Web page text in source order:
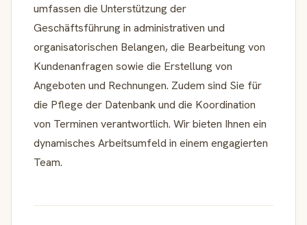
umfassen die Unterstützung der
Geschäftsführung in administrativen und
organisatorischen Belangen, die Bearbeitung von
Kundenanfragen sowie die Erstellung von
Angeboten und Rechnungen. Zudem sind Sie für
die Pflege der Datenbank und die Koordination
von Terminen verantwortlich. Wir bieten Ihnen ein
dynamisches Arbeitsumfeld in einem engagierten
Team.